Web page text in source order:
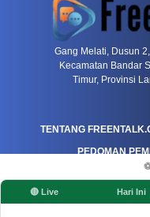
🔴 Live Hari Ini
Gang Melati, Dusun
Kecamatan Bandar
Timur, Provinsi
TENTANG
PEDOMAN
PEDOMAN
KOREKSI & KLARIFIKASI